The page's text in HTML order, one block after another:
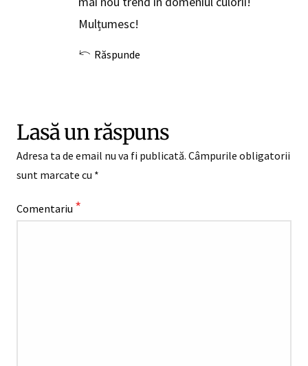
Mulțumesc!
Răspunde
Lasă un răspuns
Adresa ta de email nu va fi publicată. Câmpurile obligatorii
sunt marcate cu *
Comentariu *